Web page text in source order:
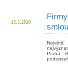
13.3.2020
Největší
Praha,